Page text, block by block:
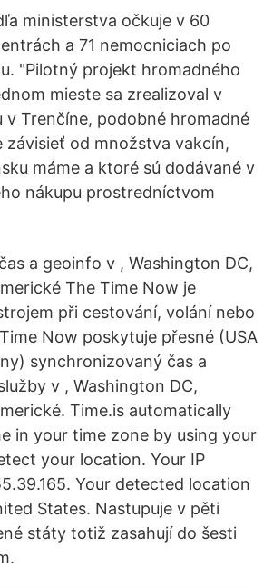
ministerstva očkuje v 60
a 71 nemocniciach po
"Pilotný projekt hromadného
mieste sa zrealizoval v
v Trenčíne, podobné hromadné
závisieť od množstva vakcín,
máme a ktoré sú dodávané v
nákupu prostredníctvom
a geoinfo v , Washington DC,
The Time Now je
při cestování, volání nebo
Now poskytuje přesné (USA
synchronizovaný čas a
v , Washington DC,
Time.is automatically
in your time zone by using your
your location. Your IP
Your detected location
States. Nastupuje v pěti
státy totiž zasahují do šesti